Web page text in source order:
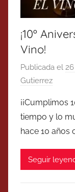
¡10º
Vino!
Publicada el
Gutierrez
¡¡Cumplimos
tiempo y lo
hace 10 años
Seguir